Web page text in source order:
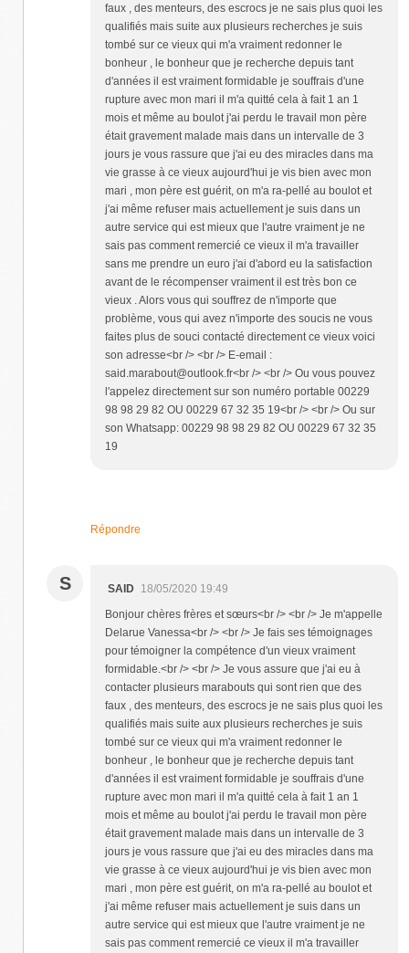
faux , des menteurs, des escrocs je ne sais plus quoi les
qualifiés mais suite aux plusieurs recherches je suis
tombé sur ce vieux qui m'a vraiment redonner le
bonheur , le bonheur que je recherche depuis tant
d'années il est vraiment formidable je souffrais d'une
rupture avec mon mari il m'a quitté cela à fait 1 an 1
mois et même au boulot j'ai perdu le travail mon père
était gravement malade mais dans un intervalle de 3
jours je vous rassure que j'ai eu des miracles dans ma
vie grasse à ce vieux aujourd'hui je vis bien avec mon
mari , mon père est guérit, on m'a ra-pellé au boulot et
j'ai même refuser mais actuellement je suis dans un
autre service qui est mieux que l'autre vraiment je ne
sais pas comment remercié ce vieux il m'a travailler
sans me prendre un euro j'ai d'abord eu la satisfaction
avant de le récompenser vraiment il est très bon ce
vieux . Alors vous qui souffrez de n'importe que
problème, vous qui avez n'importe des soucis ne vous
faites plus de souci contacté directement ce vieux voici
son adresse<br /> <br /> E-email :
said.marabout@outlook.fr<br /> <br /> Ou vous pouvez
l'appelez directement sur son numéro portable 00229
98 98 29 82 OU 00229 67 32 35 19<br /> <br /> Ou sur
son Whatsapp: 00229 98 98 29 82 OU 00229 67 32 35
19
Répondre
S SAID 18/05/2020 19:49
Bonjour chères frères et sœurs<br /> <br /> Je m'appelle
Delarue Vanessa<br /> <br /> Je fais ses témoignages
pour témoigner la compétence d'un vieux vraiment
formidable.<br /> <br /> Je vous assure que j'ai eu à
contacter plusieurs marabouts qui sont rien que des
faux , des menteurs, des escrocs je ne sais plus quoi les
qualifiés mais suite aux plusieurs recherches je suis
tombé sur ce vieux qui m'a vraiment redonner le
bonheur , le bonheur que je recherche depuis tant
d'années il est vraiment formidable je souffrais d'une
rupture avec mon mari il m'a quitté cela à fait 1 an 1
mois et même au boulot j'ai perdu le travail mon père
était gravement malade mais dans un intervalle de 3
jours je vous rassure que j'ai eu des miracles dans ma
vie grasse à ce vieux aujourd'hui je vis bien avec mon
mari , mon père est guérit, on m'a ra-pellé au boulot et
j'ai même refuser mais actuellement je suis dans un
autre service qui est mieux que l'autre vraiment je ne
sais pas comment remercié ce vieux il m'a travailler